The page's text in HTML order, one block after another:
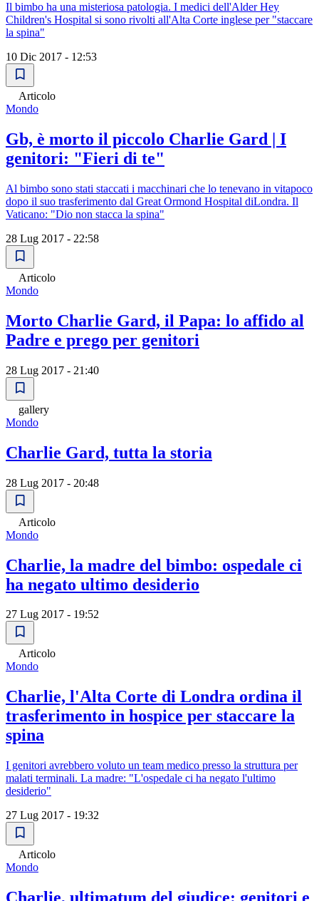
Il bimbo ha una misteriosa patologia. I medici dell'Alder Hey
Children's Hospital si sono rivolti all'Alta Corte inglese per "staccare
la spina"
10 Dic 2017 - 12:53
Articolo
Mondo
Gb, è morto il piccolo Charlie Gard | I
genitori: "Fieri di te"
Al bimbo sono stati staccati i macchinari che lo tenevano in vitapoco
dopo il suo trasferimento dal Great Ormond Hospital diLondra. Il
Vaticano: "Dio non stacca la spina"
28 Lug 2017 - 22:58
Articolo
Mondo
Morto Charlie Gard, il Papa: lo affido al
Padre e prego per genitori
28 Lug 2017 - 21:40
gallery
Mondo
Charlie Gard, tutta la storia
28 Lug 2017 - 20:48
Articolo
Mondo
Charlie, la madre del bimbo: ospedale ci
ha negato ultimo desiderio
27 Lug 2017 - 19:52
Articolo
Mondo
Charlie, l'Alta Corte di Londra ordina il
trasferimento in hospice per staccare la
spina
I genitori avrebbero voluto un team medico presso la struttura per
malati terminali. La madre: "L'ospedale ci ha negato l'ultimo
desiderio"
27 Lug 2017 - 19:32
Articolo
Mondo